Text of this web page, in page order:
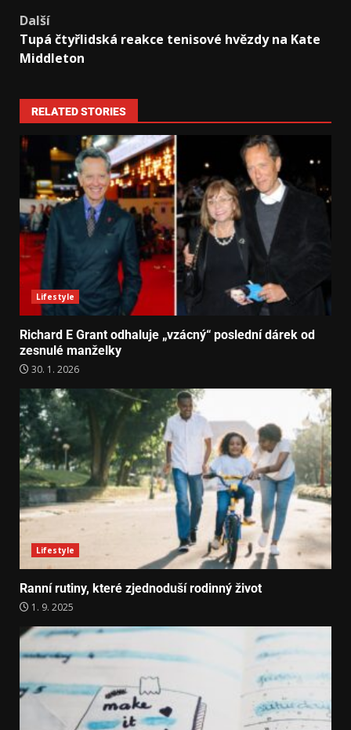
Další
Tupá čtyřlidská reakce tenisové hvězdy na Kate
Middleton
RELATED STORIES
Lifestyle
Richard E Grant odhaluje „vzácný“ poslední dárek od
zesnulé manželky
30. 1. 2026
Lifestyle
Ranní rutiny, které zjednoduší rodinný život
1. 9. 2025